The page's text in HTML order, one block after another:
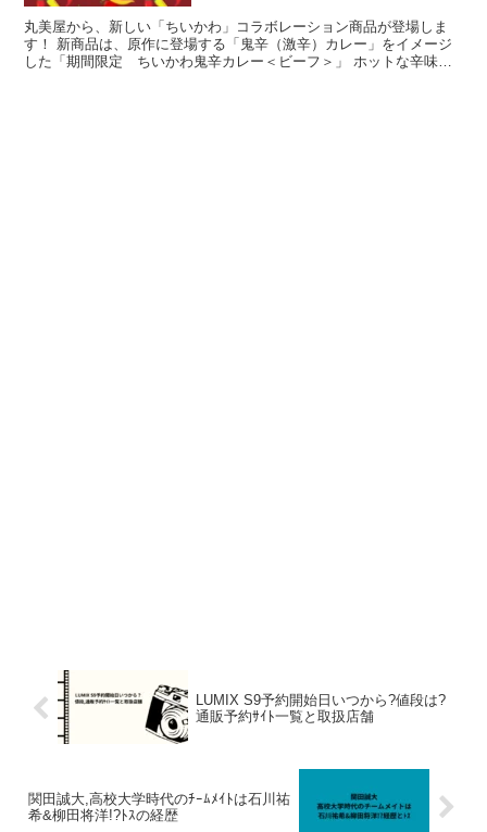
丸美屋から、新しい「ちいかわ」コラボレーション商品が登場しま
す！ 新商品は、原作に登場する「鬼辛（激辛）カレー」をイメージ
した「期間限定 ちいかわ鬼辛カレー＜ビーフ＞」 ホットな辛味で
LUMIX S9予約開始日いつから?値段は?
通販予約ｻｲﾄ一覧と取扱店舗
関田誠大,高校大学時代のﾁｰﾑﾒｲﾄは石川祐
希&柳田将洋!?ﾄｽの経歴